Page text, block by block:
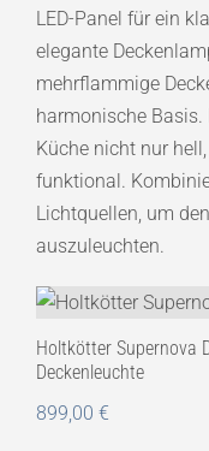
LED-Panel für ein
elegante
mehrflammige
harmonische
Küche nicht nur
funktional.
Lichtquellen, um
auszuleuchten.
Holtkötter Supernova
Deckenleuchte
899,00 €